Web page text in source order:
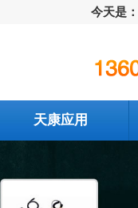
今天是：
天康应用